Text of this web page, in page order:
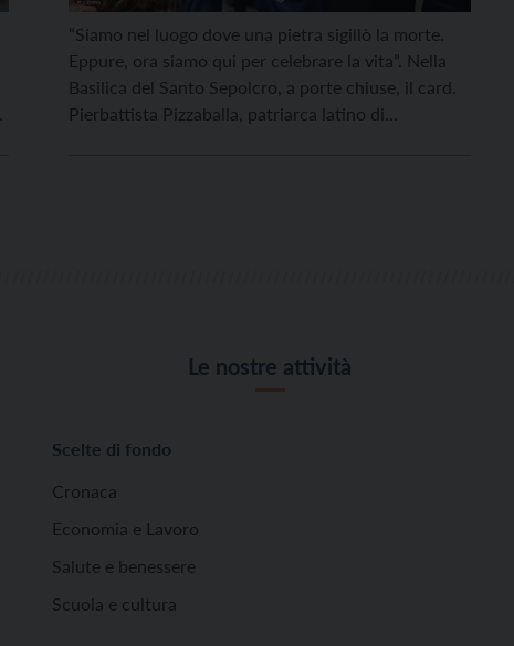
“Siamo nel luogo dove una pietra sigillò la morte.
Eppure, ora siamo qui per celebrare la vita”. Nella
Basilica del Santo Sepolcro, a porte chiuse, il card.
Pierbattista Pizzaballa, patriarca latino di
Le nostre attività
Scelte di fondo
Cronaca
Economia e Lavoro
Salute e benessere
Scuola e cultura